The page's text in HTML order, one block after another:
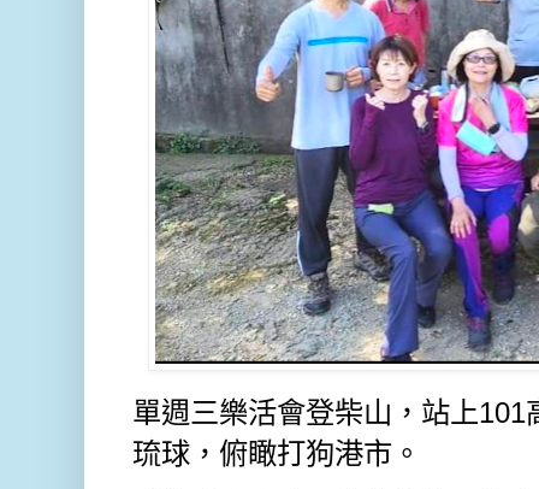
單週三樂活會登柴山，站上
琉球，俯瞰打狗港市。